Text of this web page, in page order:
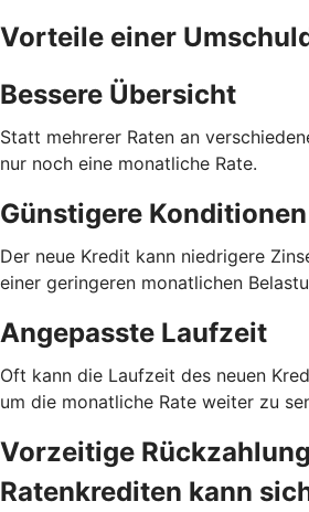
Vorteile einer
Bessere Übersicht
Statt mehrerer Raten an
nur noch eine monatliche Rate.
Günstigere Konditionen
Der neue Kredit kann niedrigere
einer geringeren monatlichen
Angepasste Laufzeit
Oft kann die Laufzeit des neuen
um die monatliche Rate weiter zu
Vorzeitige
Ratenkrediten kann